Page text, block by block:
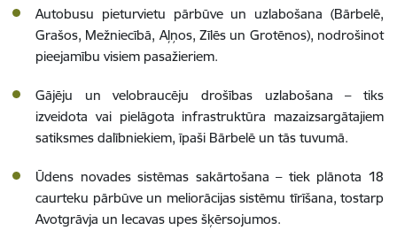
Autobusu pieturvietu pārbūve un uzlabošana (Bārbelē,
Grašos, Mežniecībā, Aļņos, Zīlēs un Grotēnos), nodrošinot
pieejamību visiem pasažieriem.
Gājēju un velobraucēju drošības uzlabošana – tiks
izveidota vai pielāgota infrastruktūra mazaizsargātajiem
satiksmes dalībniekiem, īpaši Bārbelē un tās tuvumā.
Ūdens novades sistēmas sakārtošana – tiek plānota 18
caurteku pārbūve un meliorācijas sistēmu tīrīšana, tostarp
Avotgrāvja un Iecavas upes šķērsojumos.